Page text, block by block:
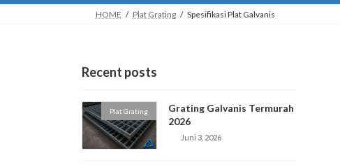
HOME Plat Grating Spesifikasi Plat Galvanis
Recent posts
Plat Grating
Grating Galvanis Termurah
2026
Juni 3, 2026